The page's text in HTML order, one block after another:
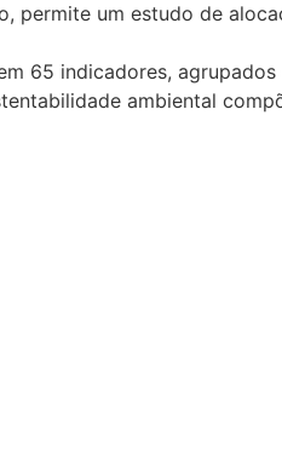
permite um estudo de
65 indicadores, agrupados
ambiental